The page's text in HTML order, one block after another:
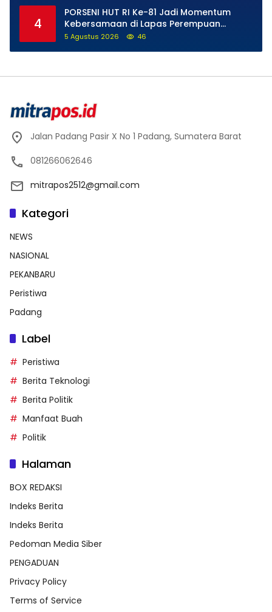
4
PORSENI HUT RI Ke-81 Jadi Momentum
Kebersamaan di Lapas Perempuan
Padang
5 Agustus 2026 46
Jalan Padang Pasir X No 1 Padang, Sumatera Barat
081266062646
mitrapos2512@gmail.com
Kategori
NEWS
NASIONAL
PEKANBARU
Peristiwa
Padang
Label
Peristiwa
Berita Teknologi
Berita Politik
Manfaat Buah
Politik
Halaman
BOX REDAKSI
Indeks Berita
Indeks Berita
Pedoman Media Siber
PENGADUAN
Privacy Policy
Terms of Service